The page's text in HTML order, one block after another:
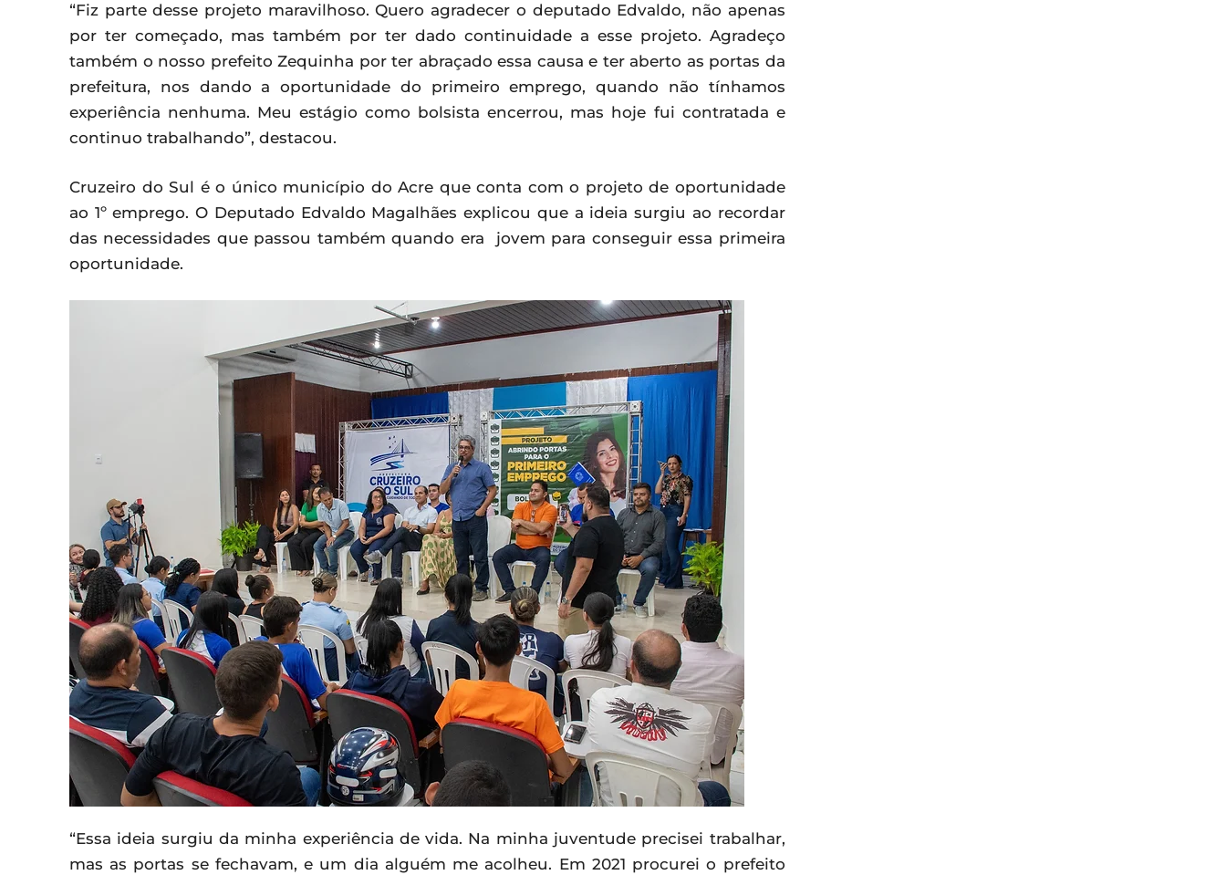
“Fiz parte desse projeto maravilhoso. Quero agradecer o deputado Edvaldo, não apenas
por ter começado, mas também por ter dado continuidade a esse projeto. Agradeço
também o nosso prefeito Zequinha por ter abraçado essa causa e ter aberto as portas da
prefeitura, nos dando a oportunidade do primeiro emprego, quando não tínhamos
experiência nenhuma. Meu estágio como bolsista encerrou, mas hoje fui contratada e
continuo trabalhando”, destacou.
Cruzeiro do Sul é o único município do Acre que conta com o projeto de oportunidade
ao 1º emprego. O Deputado Edvaldo Magalhães explicou que a ideia surgiu ao recordar
das necessidades que passou também quando era jovem para conseguir essa primeira
oportunidade.
“Essa ideia surgiu da minha experiência de vida. Na minha juventude precisei trabalhar,
mas as portas se fechavam, e um dia alguém me acolheu. Em 2021 procurei o prefeito